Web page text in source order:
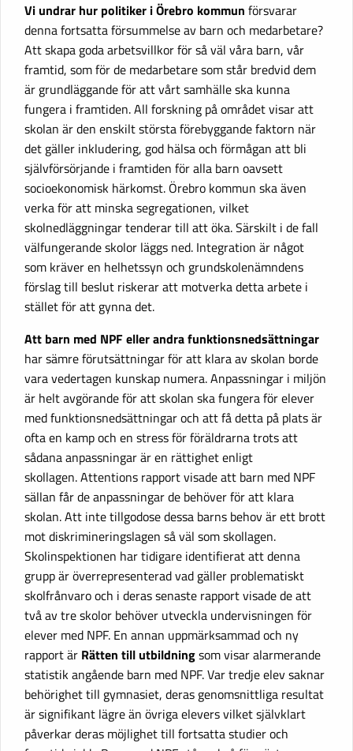
Vi undrar hur politiker i Örebro kommun försvarar
denna fortsatta försummelse av barn och medarbetare?
Att skapa goda arbetsvillkor för så väl våra barn, vår
framtid, som för de medarbetare som står bredvid dem
är grundläggande för att vårt samhälle ska kunna
fungera i framtiden. All forskning på området visar att
skolan är den enskilt största förebyggande faktorn när
det gäller inkludering, god hälsa och förmågan att bli
självförsörjande i framtiden för alla barn oavsett
socioekonomisk härkomst. Örebro kommun ska även
verka för att minska segregationen, vilket
skolnedläggningar tenderar till att öka. Särskilt i de fall
välfungerande skolor läggs ned. Integration är något
som kräver en helhetssyn och grundskolenämndens
förslag till beslut riskerar att motverka detta arbete i
stället för att gynna det.
Att barn med NPF eller andra funktionsnedsättningar
har sämre förutsättningar för att klara av skolan borde
vara vedertagen kunskap numera. Anpassningar i miljön
är helt avgörande för att skolan ska fungera för elever
med funktionsnedsättningar och att få detta på plats är
ofta en kamp och en stress för föräldrarna trots att
sådana anpassningar är en rättighet enligt
skollagen. Attentions rapport visade att barn med NPF
sällan får de anpassningar de behöver för att klara
skolan. Att inte tillgodose dessa barns behov är ett brott
mot diskrimineringslagen så väl som skollagen.
Skolinspektionen har tidigare identifierat att denna
grupp är överrepresenterad vad gäller problematiskt
skolfrånvaro och i deras senaste rapport visade de att
två av tre skolor behöver utveckla undervisningen för
elever med NPF. En annan uppmärksammad och ny
rapport är Rätten till utbildningsom visar alarmerande
statistik angående barn med NPF. Var tredje elev saknar
behörighet till gymnasiet, deras genomsnittliga resultat
är signifikant lägre än övriga elevers vilket självklart
påverkar deras möjlighet till fortsatta studier och